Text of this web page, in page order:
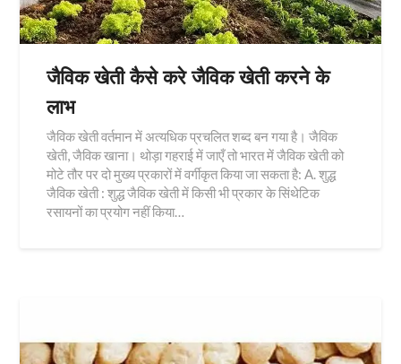
जैविक खेती कैसे करे जैविक खेती करने के
लाभ
जैविक खेती वर्तमान में अत्यधिक प्रचलित शब्द बन गया है। जैविक
खेती, जैविक खाना। थोड़ा गहराई में जाएँ तो भारत में जैविक खेती को
मोटे तौर पर दो मुख्य प्रकारों में वर्गीकृत किया जा सकता है: A. शुद्ध
जैविक खेती : शुद्ध जैविक खेती में किसी भी प्रकार के सिंथेटिक
रसायनों का प्रयोग नहीं किया…